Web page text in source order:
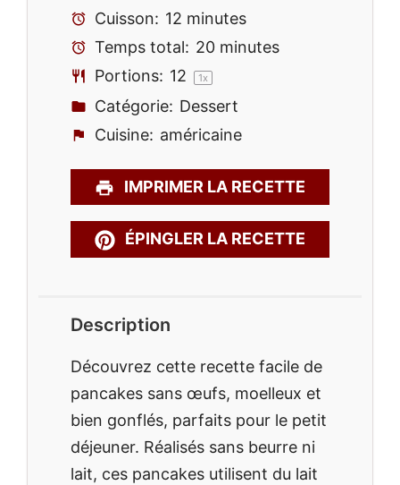
Cuisson: 12 minutes
Temps total: 20 minutes
Portions: 12 1x
Catégorie: Dessert
Cuisine: américaine
IMPRIMER LA RECETTE
ÉPINGLER LA RECETTE
Description
Découvrez cette recette facile de
pancakes sans œufs, moelleux et
bien gonflés, parfaits pour le petit
déjeuner. Réalisés sans beurre ni
lait, ces pancakes utilisent du lait